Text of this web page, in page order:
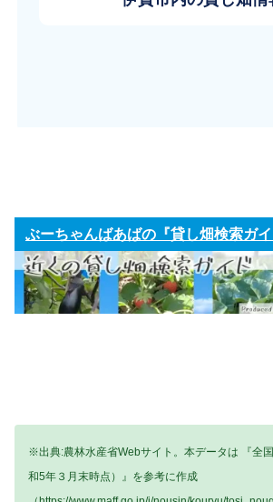
ぶーちゃんばあばの『貸し畑検索ガ
※出典:農林水産省Webサイト。本データは 『全
和5年３月末時点）』を参考に作成